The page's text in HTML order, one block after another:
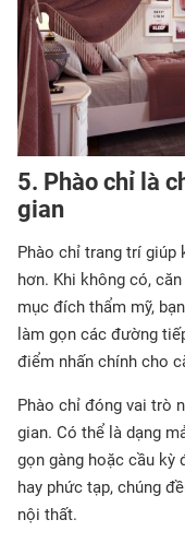
5. Phào chỉ là
gian
Phào chỉ trang trí giúp
hơn. Khi không có,
mục đích thẩm mỹ,
làm gọn các đường
điểm nhấn chính cho
Phào chỉ đóng vai trò
gian. Có thể là dạng
gọn gàng hoặc cầu kỳ
hay phức tạp, chúng
nội thất.